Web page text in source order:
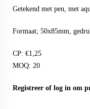
Getekend met pen, met
Formaat; 50x85mm,
CP: €1,25
MOQ: 20
Registreer of log in om